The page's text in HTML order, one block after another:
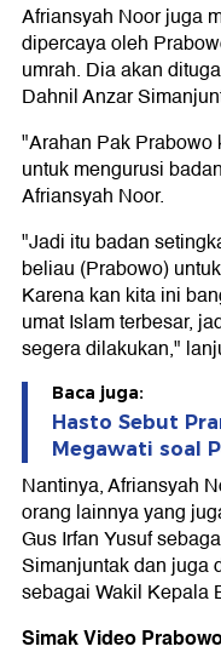
Afriansyah Noor juga
dipercaya oleh
umrah. Dia akan
Dahnil Anzar
"Arahan Pak Prabowo
untuk mengurusi
Afriansyah Noor.
"Jadi itu badan
beliau (Prabowo)
Karena kan kita ini
umat Islam terbesar,
segera dilakukan,"
Baca juga:
Hasto Sebut
Megawati soal
Nantinya, Afriansyah
orang lainnya yang
Gus Irfan Yusuf
Simanjuntak dan juga
sebagai Wakil Kepala
Simak Video